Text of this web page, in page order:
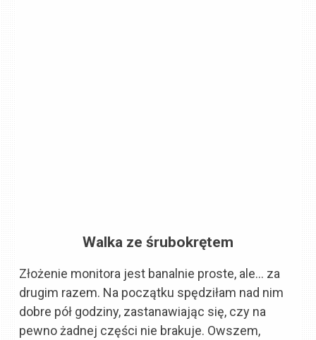
Walka ze śrubokrętem
Złożenie monitora jest banalnie proste, ale… za
drugim razem. Na początku spędziłam nad nim
dobre pół godziny, zastanawiając się, czy na
pewno żadnej części nie brakuje. Owszem,